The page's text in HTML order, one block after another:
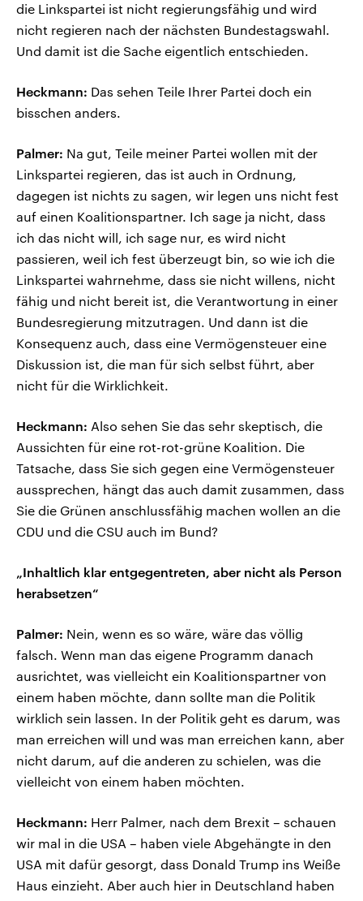
die Linkspartei ist nicht regierungsfähig und wird
nicht regieren nach der nächsten Bundestagswahl.
Und damit ist die Sache eigentlich entschieden.
Heckmann: Das sehen Teile Ihrer Partei doch ein
bisschen anders.
Palmer: Na gut, Teile meiner Partei wollen mit der
Linkspartei regieren, das ist auch in Ordnung,
dagegen ist nichts zu sagen, wir legen uns nicht fest
auf einen Koalitionspartner. Ich sage ja nicht, dass
ich das nicht will, ich sage nur, es wird nicht
passieren, weil ich fest überzeugt bin, so wie ich die
Linkspartei wahrnehme, dass sie nicht willens, nicht
fähig und nicht bereit ist, die Verantwortung in einer
Bundesregierung mitzutragen. Und dann ist die
Konsequenz auch, dass eine Vermögensteuer eine
Diskussion ist, die man für sich selbst führt, aber
nicht für die Wirklichkeit.
Heckmann: Also sehen Sie das sehr skeptisch, die
Aussichten für eine rot-rot-grüne Koalition. Die
Tatsache, dass Sie sich gegen eine Vermögensteuer
aussprechen, hängt das auch damit zusammen, dass
Sie die Grünen anschlussfähig machen wollen an die
CDU und die CSU auch im Bund?
„Inhaltlich klar entgegentreten, aber nicht als Person
herabsetzen“
Palmer: Nein, wenn es so wäre, wäre das völlig
falsch. Wenn man das eigene Programm danach
ausrichtet, was vielleicht ein Koalitionspartner von
einem haben möchte, dann sollte man die Politik
wirklich sein lassen. In der Politik geht es darum, was
man erreichen will und was man erreichen kann, aber
nicht darum, auf die anderen zu schielen, was die
vielleicht von einem haben möchten.
Heckmann: Herr Palmer, nach dem Brexit – schauen
wir mal in die USA – haben viele Abgehängte in den
USA mit dafür gesorgt, dass Donald Trump ins Weiße
Haus einzieht. Aber auch hier in Deutschland haben